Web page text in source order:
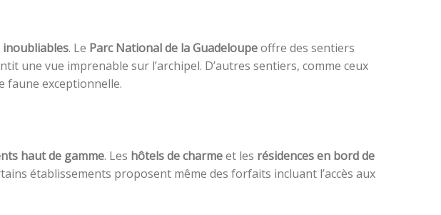
. Le Parc National de la Guadeloupeoffre des sentiers
une vue imprenable sur l’archipel. D’autres sentiers, comme ceux
faune exceptionnelle.
haut de gamme. Les hôtels de charmeet les résidences en bord de
établissements proposent même des forfaits incluant l’accès aux